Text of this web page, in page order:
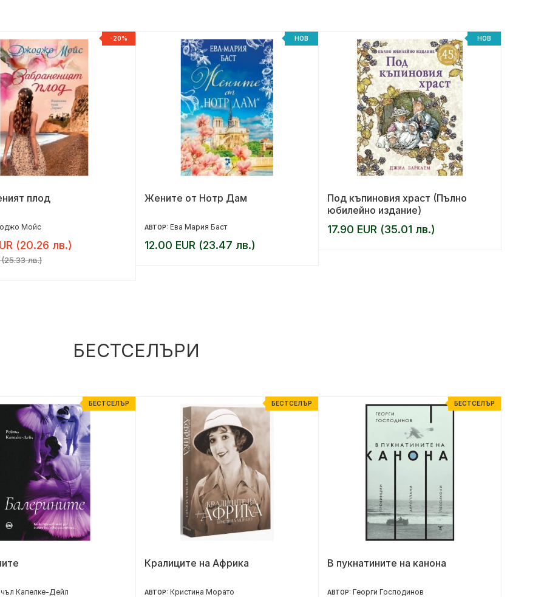
-20%
плод
Мойс
(20.26 лв.)
(25.33 лв.)
НОВ
Жените от Нотр Дам
АВТОР: Ева Мария Баст
12.00 EUR (23.47 лв.)
НОВ
Под къпиновия храст (Пълно
юбилейно издание)
17.90 EUR (35.01 лв.)
БЕСТСЕЛЪРИ
БЕСТСЕЛЪР
Капелке-Дейл
БЕСТСЕЛЪР
Кралиците на Африка
АВТОР: Кристина Морато
БЕСТСЕЛЪР
В пукнатините на канона
АВТОР: Георги Господинов